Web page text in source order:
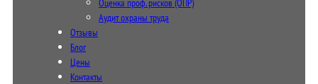
Аудит охраны труда
Отзывы
Блог
Цены
Контакты